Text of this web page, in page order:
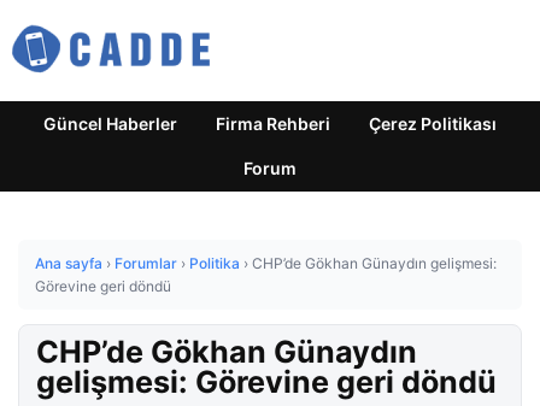
Güncel Haberler Firma Rehberi Çerez Politikası
Forum
Ana sayfa › Forumlar › Politika › CHP’de Gökhan Günaydın gelişmesi:
Görevine geri döndü
CHP’de Gökhan Günaydın
gelişmesi: Görevine geri döndü